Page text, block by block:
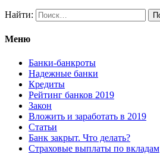
Найти:
Меню
Банки-банкроты
Надежные банки
Кредиты
Рейтинг банков 2019
Закон
Вложить и заработать в 2019
Статьи
Банк закрыт. Что делать?
Страховые выплаты по вкладам